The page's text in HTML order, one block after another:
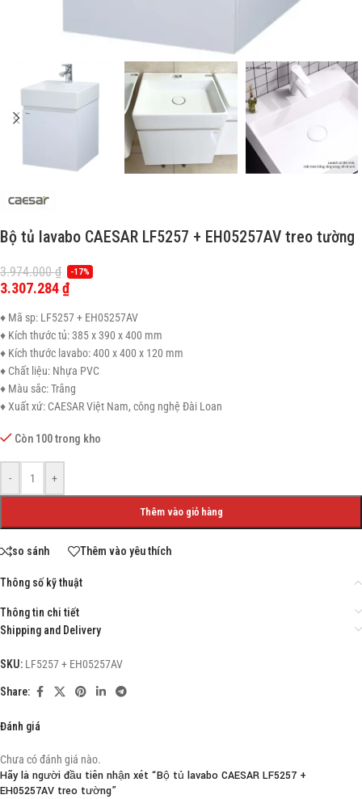
Bộ tủ lavabo CAESAR LF5257 + EH05257AV treo tường
3.974.000₫ -17%
3.307.284₫
♦ Mã sp: LF5257 + EH05257AV
♦ Kích thước tủ: 385 x 390 x 400 mm
♦ Kích thước lavabo: 400 x 400 x 120 mm
♦ Chất liệu: Nhựa PVC
♦ Màu sắc: Trắng
♦ Xuất xứ: CAESAR Việt Nam, công nghệ Đài Loan
Còn 100 trong kho
- +
Thêm vào giỏ hàng
so sánh Thêm vào yêu thích
Thông số kỹ thuật
Thông tin chi tiết
Shipping and Delivery
SKU: LF5257 + EH05257AV
Share:
Đánh giá
Chưa có đánh giá nào.
Hãy là người đầu tiên nhận xét “Bộ tủ lavabo CAESAR LF5257 +
EH05257AV treo tường”